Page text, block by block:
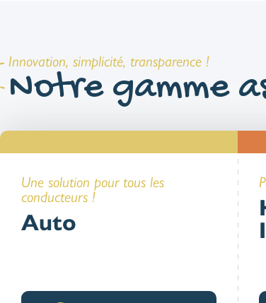
Innovation, simplicité, transparence !
Notre gamme
Une solution pour tous les
conducteurs !
Auto